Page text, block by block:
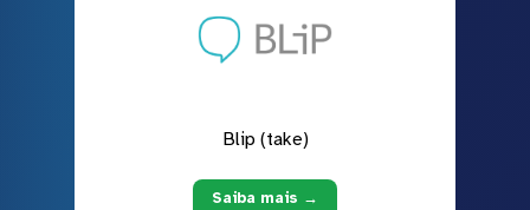
Blip (take)
Saiba mais →